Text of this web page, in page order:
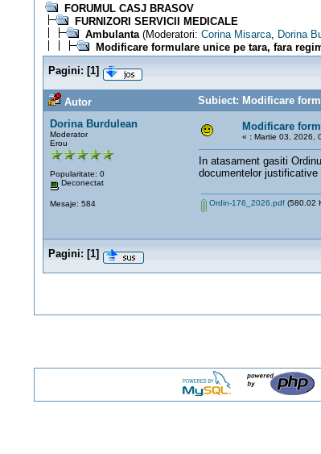
FORUMUL CASJ BRASOV
FURNIZORI SERVICII MEDICALE
Ambulanta(Moderatori: Corina Misarca, Dorina
Modificare formulare unice pe tara, fara
Pagini: [1]
Autor
Subiect: Modificare
Dorina Burdulean
Moderator
Erou
Popularitate: 0
Deconectat
Mesaje: 584
Modificare
« :Martie 03, 2026,
In atasament gasiti
documentelor
Ordin-176_2026.pdf(580.02
Pagini: [1]